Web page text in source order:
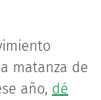
matanza de
año, dé